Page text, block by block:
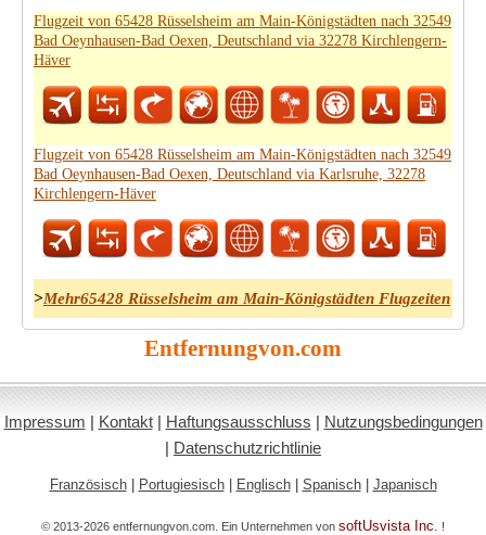
Flugzeit von 65428 Rüsselsheim am Main-Königstädten nach 32549
Bad Oeynhausen-Bad Oexen, Deutschland via 32278 Kirchlengern-
Häver
Flugzeit von 65428 Rüsselsheim am Main-Königstädten nach 32549
Bad Oeynhausen-Bad Oexen, Deutschland via Karlsruhe, 32278
Kirchlengern-Häver
>Mehr65428 Rüsselsheim am Main-Königstädten Flugzeiten
Entfernungvon.com
Impressum | Kontakt| Haftungsausschluss | Nutzungsbedingungen
| Datenschutzrichtlinie
Französisch| Portugiesisch| Englisch| Spanisch| Japanisch
© 2013-2026 entfernungvon.com. Ein Unternehmen von softUsvista Inc. !